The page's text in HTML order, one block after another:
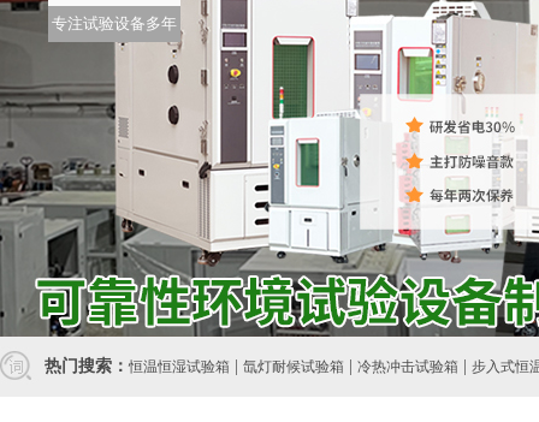
热门搜索：恒温恒湿试验箱 氙灯耐候试验箱 冷热冲击试验箱 步入式恒
专注试验设备多年